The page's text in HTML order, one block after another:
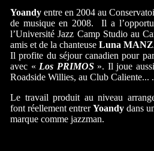
Yoandy entre en 2004 au
de musique en 2008. Il a
l’Université Jazz Camp Studio au
amis et de la chanteuse Luna
Il profite du séjour canadien pour
avec « Los PRIMOS». Il joue
Roadside Willies, au Club Caliente... .
Le travail produit au niveau
font réellement entrerYoandy dans
marque comme jazzman.